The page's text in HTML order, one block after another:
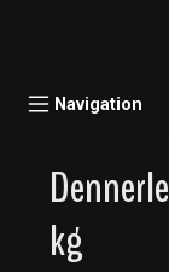
Navigation
kg